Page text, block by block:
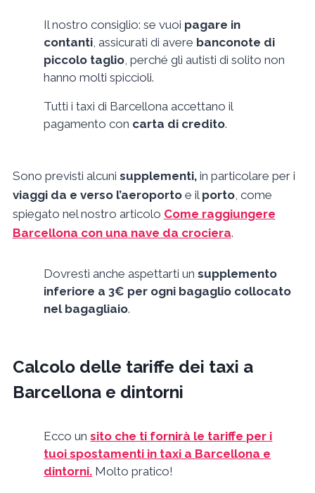
Il nostro consiglio: se vuoi pagare in
contanti, assicurati di avere banconote di
piccolo taglio, perché gli autisti di solito non
hanno molti spiccioli.
Tutti i taxi di Barcellona accettano il
pagamento con carta di credito.
Sono previsti alcuni supplementi,in particolare per i
viaggi da e verso l’aeroportoe il porto, come
spiegato nel nostro articolo Come raggiungere
Barcellona con una nave da crociera.
Dovresti anche aspettarti unsupplemento
inferiore a 3€ per ogni bagaglio collocato
nel bagagliaio.
Calcolo delle tariffe dei taxi a
Barcellona e dintorni
Ecco unsito che ti fornirà le tariffe per i
tuoi spostamenti in taxi a Barcellona e
dintorni. Molto pratico!